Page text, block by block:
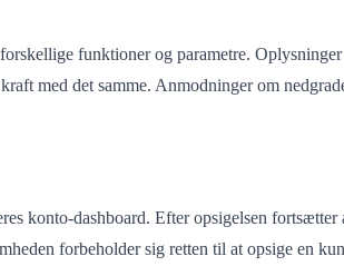
funktioner og parametre.
med det samme. Anmodninger om
konto-dashboard. Efter opsigelsen
forbeholder sig retten til at opsige en